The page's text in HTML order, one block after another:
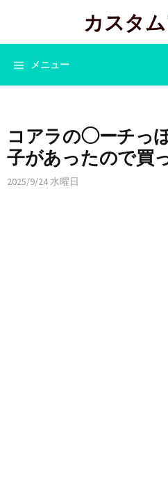
テ
ッ
カスタ
メニュー
コアラの◯ーチっ
子があったので買
2025/9/24 水曜日